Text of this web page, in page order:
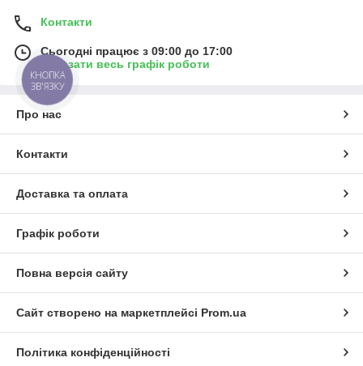
Контакти
Сьогодні працює з 09:00 до 17:00
Показати весь графік роботи
Про нас
Контакти
Доставка та оплата
Графік роботи
Повна версія сайту
Сайт створено на маркетплейсі Prom.ua
Політика конфіденційності
КНОПКА
ЗВ'ЯЗКУ